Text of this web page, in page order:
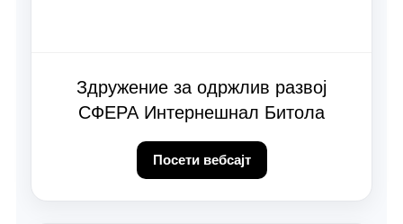
Здружение за одржлив развој
СФЕРА Интернешнал Битола
Посети вебсајт